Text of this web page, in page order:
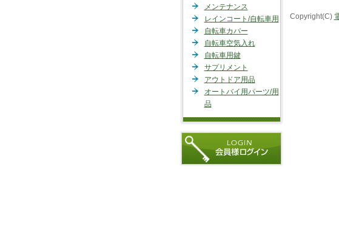
メンテナンス
レインコート/自転車用
自転車カバー
自転車空気入れ
自転車用鍵
サプリメント
アウトドア用品
オートバイ用パーツ/用
品
Copyright(C)